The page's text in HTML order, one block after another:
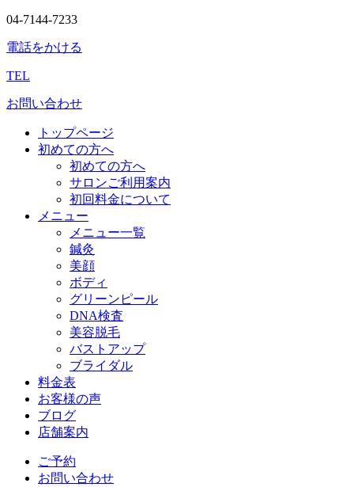
04-7144-7233
電話をかける
TEL
お問い合わせ
トップページ
初めての方へ
初めての方へ
サロンご利用案内
初回料金について
メニュー
メニュー一覧
鍼灸
美顔
ボディ
グリーンピール
DNA検査
美容脱毛
バストアップ
ブライダル
料金表
お客様の声
ブログ
店舗案内
ご予約
お問い合わせ